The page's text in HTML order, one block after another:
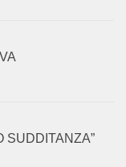
SUDDITANZA”